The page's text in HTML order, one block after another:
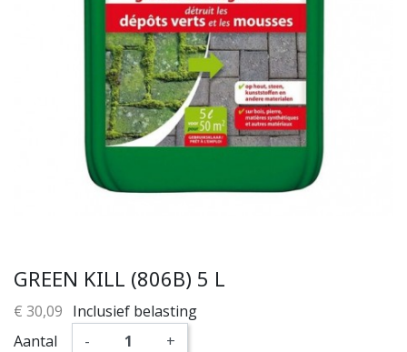
GREEN KILL (806B) 5 L
€ 30,09 Inclusief belasting
Aantal
- +